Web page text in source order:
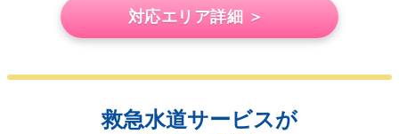
対応エリア詳細 ＞
救急水道サービスが